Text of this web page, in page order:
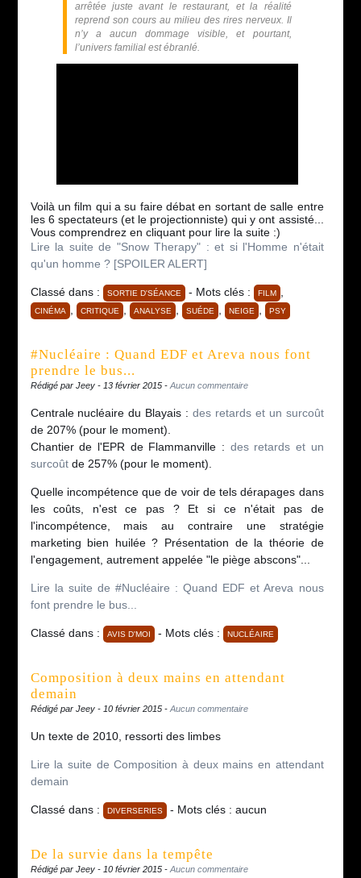
arrêtée juste avant le restaurant, et la réalité
reprend son cours au milieu des rires nerveux. Il
n’y a aucun dommage visible, et pourtant,
l’univers familial est ébranlé.
Voilà un film qui a su faire débat en sortant de salle entre
les 6 spectateurs (et le projectionniste) qui y ont assisté...
Vous comprendrez en cliquant pour lire la suite :)
Lire la suite de "Snow Therapy" : et si l'Homme n'était
qu'un homme ? [SPOILER ALERT]
Classé dans : SORTIE D'SÉANCE - Mots clés : FILM ,
CINÉMA , CRITIQUE , ANALYSE , SUÉDE , NEIGE , PSY
#Nucléaire : Quand EDF et Areva nous font
prendre le bus...
Rédigé par Jeey - 13 février 2015 - Aucun commentaire
Centrale nucléaire du Blayais :des retards et un surcoût
de 207% (pour le moment).
Chantier de l'EPR de Flammanville : des retards et un
surcoûtde 257% (pour le moment).
Quelle incompétence que de voir de tels dérapages dans
les coûts, n'est ce pas ? Et si ce n'était pas de
l'incompétence, mais au contraire une stratégie
marketing bien huilée ? Présentation de la théorie de
l'engagement, autrement appelée "le piège abscons"...
Lire la suite de #Nucléaire : Quand EDF et Areva nous
font prendre le bus...
Classé dans : AVIS D'MOI - Mots clés : NUCLÉAIRE
Composition à deux mains en attendant
demain
Rédigé par Jeey - 10 février 2015 - Aucun commentaire
Un texte de 2010, ressorti des limbes
Lire la suite de Composition à deux mains en attendant
demain
Classé dans : DIVERSERIES - Mots clés : aucun
De la survie dans la tempête
Rédigé par Jeey - 10 février 2015 - Aucun commentaire